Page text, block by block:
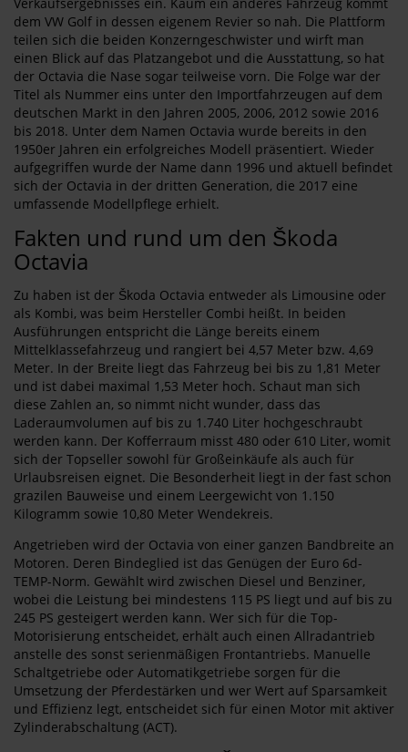
dem VW Golf in dessen eigenem Revier so nah. Die Plattform
teilen sich die beiden Konzerngeschwister und wirft man
einen Blick auf das Platzangebot und die Ausstattung, so hat
der Octavia die Nase sogar teilweise vorn. Die Folge war der
Titel als Nummer eins unter den Importfahrzeugen auf dem
deutschen Markt in den Jahren 2005, 2006, 2012 sowie 2016
bis 2018. Unter dem Namen Octavia wurde bereits in den
1950er Jahren ein erfolgreiches Modell präsentiert. Wieder
aufgegriffen wurde der Name dann 1996 und aktuell befindet
sich der Octavia in der dritten Generation, die 2017 eine
umfassende Modellpflege erhielt.
Fakten und rund um den Škoda
Octavia
Zu haben ist der Škoda Octavia entweder als Limousine oder
als Kombi, was beim Hersteller Combi heißt. In beiden
Ausführungen entspricht die Länge bereits einem
Mittelklassefahrzeug und rangiert bei 4,57 Meter bzw. 4,69
Meter. In der Breite liegt das Fahrzeug bei bis zu 1,81 Meter
und ist dabei maximal 1,53 Meter hoch. Schaut man sich
diese Zahlen an, so nimmt nicht wunder, dass das
Laderaumvolumen auf bis zu 1.740 Liter hochgeschraubt
werden kann. Der Kofferraum misst 480 oder 610 Liter, womit
sich der Topseller sowohl für Großeinkäufe als auch für
Urlaubsreisen eignet. Die Besonderheit liegt in der fast schon
grazilen Bauweise und einem Leergewicht von 1.150
Kilogramm sowie 10,80 Meter Wendekreis.
Angetrieben wird der Octavia von einer ganzen Bandbreite an
Motoren. Deren Bindeglied ist das Genügen der Euro 6d-
TEMP-Norm. Gewählt wird zwischen Diesel und Benziner,
wobei die Leistung bei mindestens 115 PS liegt und auf bis zu
245 PS gesteigert werden kann. Wer sich für die Top-
Motorisierung entscheidet, erhält auch einen Allradantrieb
anstelle des sonst serienmäßigen Frontantriebs. Manuelle
Schaltgetriebe oder Automatikgetriebe sorgen für die
Umsetzung der Pferdestärken und wer Wert auf Sparsamkeit
und Effizienz legt, entscheidet sich für einen Motor mit aktiver
Zylinderabschaltung (ACT).